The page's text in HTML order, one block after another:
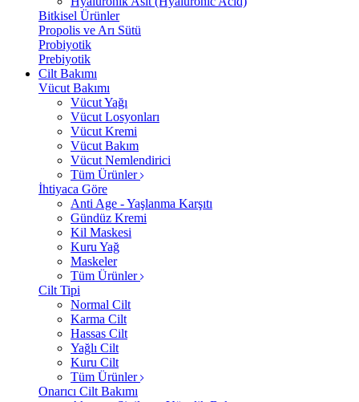
Bitkisel Ürünler
Propolis ve Arı Sütü
Probiyotik
Prebiyotik
Cilt Bakımı
Vücut Bakımı
Vücut Yağı
Vücut Losyonları
Vücut Kremi
Vücut Bakım
Vücut Nemlendirici
Tüm Ürünler
İhtiyaca Göre
Anti Age - Yaşlanma Karşıtı
Gündüz Kremi
Kil Maskesi
Kuru Yağ
Maskeler
Tüm Ürünler
Cilt Tipi
Normal Cilt
Karma Cilt
Hassas Cilt
Yağlı Cilt
Kuru Cilt
Tüm Ürünler
Onarıcı Cilt Bakımı